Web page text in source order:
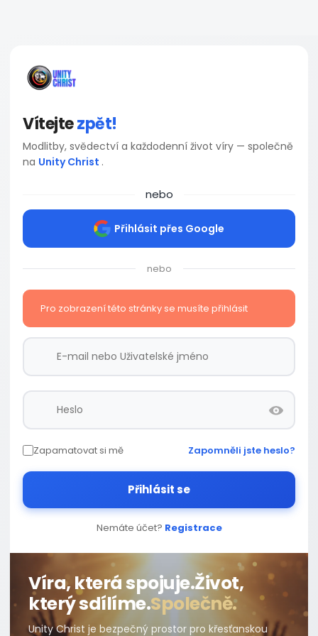
Vítejtezpět!
Modlitby, svědectví a každodenní život víry — společně
na Unity Christ .
nebo
Přihlásit přes Google
nebo
Pro zobrazení této stránky se musíte přihlásit
Zapamatovat si mě Zapomněli jste heslo?
Přihlásit se
Nemáte účet? Registrace
Víra, která spojuje.Život,
který sdílíme.Společně.
Unity Christ je bezpečný prostor pro křesťanskou